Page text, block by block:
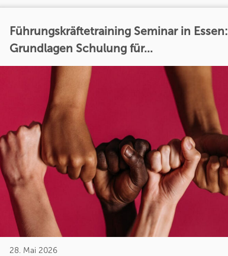
Führungskräftetraining Seminar in Essen:
Grundlagen Schulung für...
28. Mai 2026